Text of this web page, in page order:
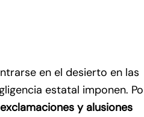
en el desierto en las
estatal imponen.
y alusiones